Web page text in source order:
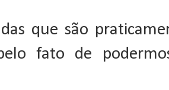
que são
fato de